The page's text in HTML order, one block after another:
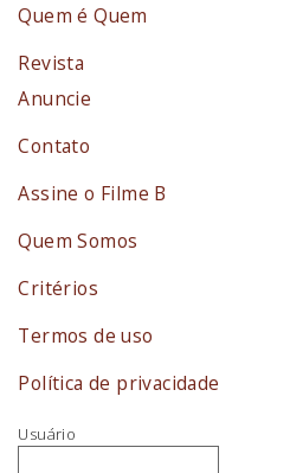
Quem é Quem
Revista
Anuncie
Contato
Assine o Filme B
Quem Somos
Critérios
Termos de uso
Política de privacidade
Usuário